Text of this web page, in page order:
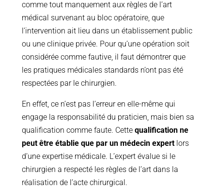
comme tout manquement aux règles de l’art
médical survenant au bloc opératoire, que
l’intervention ait lieu dans un établissement public
ou une clinique privée. Pour qu’une opération soit
considérée comme fautive, il faut démontrer que
les pratiques médicales standards n’ont pas été
respectées par le chirurgien.
En effet, ce n’est pas l’erreur en elle-même qui
engage la responsabilité du praticien, mais bien sa
qualification comme faute. Cette qualification ne
peut être établie que par un médecin expertlors
d’une expertise médicale. L’expert évalue si le
chirurgien a respecté les règles de l’art dans la
réalisation de l’acte chirurgical.